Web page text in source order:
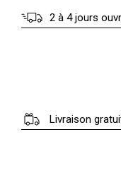
2 à 4 jours
Livraison